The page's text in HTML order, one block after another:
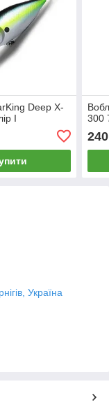
Deep X-
I
300
240
Україна